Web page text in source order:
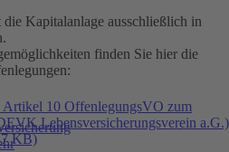
Kapitalanlage ausschließlich in
finden Sie hier die
Artikel 10 OffenlegungsVO zum
Lebensversicherungsverein a.G.)
KB)